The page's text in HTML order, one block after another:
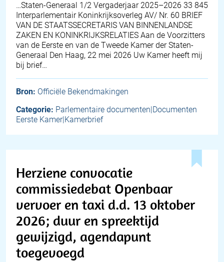
…Staten-Generaal 1/2 Vergaderjaar 2025–2026 33 845
Interparlementair Koninkrijksoverleg AV/ Nr. 60 BRIEF
VAN DE STAATSSECRETARIS VAN BINNENLANDSE
ZAKEN EN KONINKRIJKSRELATIES Aan de Voorzitters
van de Eerste en van de Tweede Kamer der Staten-
Generaal Den Haag, 22 mei 2026 Uw Kamer heeft mij
bij brief…
Bron: Officiële Bekendmakingen
Categorie: Parlementaire documenten|Documenten
Eerste Kamer|Kamerbrief
Herziene convocatie
commissiedebat Openbaar
vervoer en taxi d.d. 13 oktober
2026; duur en spreektijd
gewijzigd, agendapunt
toegevoegd